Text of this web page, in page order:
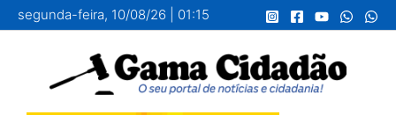
para
conteúdo
segunda-feira, 10/08/26 | 01:15